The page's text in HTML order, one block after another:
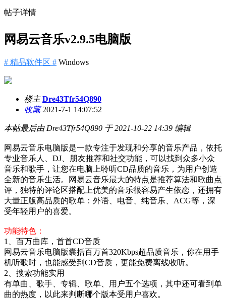
帖子详情
网易云音乐v2.9.5电脑版
# 精品软件区 # Windows
楼主 Dre43Tfr54Q890
收藏2021-7-1 14:07:52
本帖最后由 Dre43Tfr54Q890 于 2021-10-22 14:39 编辑
网易云音乐电脑版是一款专注于发现和分享的音乐产品，依托
专业音乐人、DJ、朋友推荐和社交功能，可以找到众多小众
音乐和歌手，让您在电脑上聆听CD品质的音乐，为用户创造
全新的音乐生活。网易云音乐最大的特点是推荐算法和歌曲点
评，独特的评论区搭配上优美的音乐很容易产生依恋，还拥有
大量正版高品质的歌单：外语、电音、纯音乐、ACG等，深
受年轻用户的喜爱。
功能特色：
1、百万曲库，首首CD音质
网易云音乐电脑版囊括百万首320Kbps超品质音乐，你在用手
机听歌时，也能感受到CD音质，更能免费离线收听。
2、搜索功能实用
有单曲、歌手、专辑、歌单、用户五个选项，其中还可看到单
曲的热度，以此来判断哪个版本受用户喜欢。